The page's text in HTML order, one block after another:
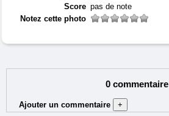
Score pas de note
Notez cette photo
0 commentaire
Ajouter un commentaire
+